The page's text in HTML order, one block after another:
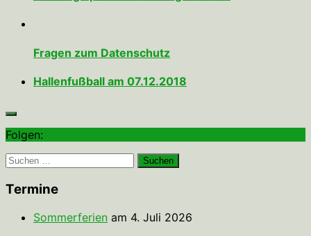
Fragen zum Datenschutz
Hallenfußball am 07.12.2018
Folgen:
Suchen
Termine
Sommerferien am 4. Juli 2026